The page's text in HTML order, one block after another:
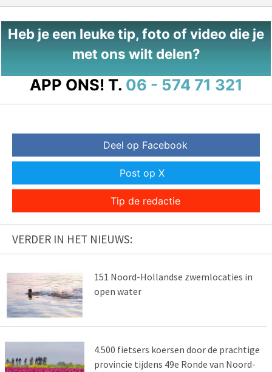
Heb je een leuke tip, foto of video die je
met ons wilt delen?
APP ONS! T. 06 - 574 71 321
Deel op Facebook
Post op X
Tip de redactie
VERDER IN HET NIEUWS:
151 Noord-Hollandse zwemlocaties in
open water
4.500 fietsers koersen door de prachtige
provincie tijdens 49e Ronde van Noord-